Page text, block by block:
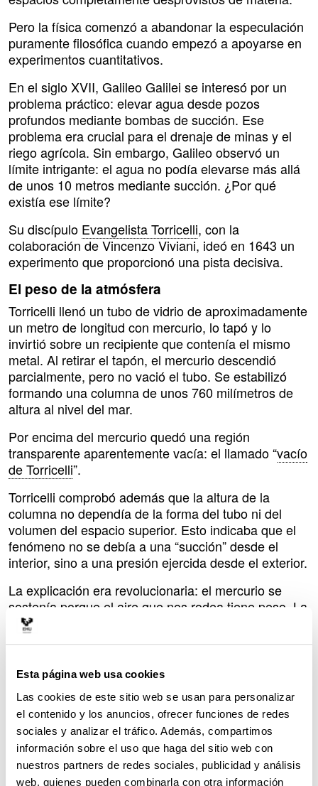
Esta página web usa cookies
Las cookies de este sitio web se usan para personalizar
el contenido y los anuncios, ofrecer funciones de redes
sociales y analizar el tráfico. Además, compartimos
información sobre el uso que haga del sitio web con
nuestros partners de redes sociales, publicidad y análisis
web, quienes pueden combinarla con otra información
Pero la física comenzó a abandonar la especulación
puramente filosófica cuando empezó a apoyarse en
experimentos cuantitativos.
En el siglo XVII, Galileo Galilei se interesó por un
problema práctico: elevar agua desde pozos
profundos mediante bombas de succión. Ese
problema era crucial para el drenaje de minas y el
riego agrícola. Sin embargo, Galileo observó un
límite intrigante: el agua no podía elevarse más allá
de unos 10 metros mediante succión. ¿Por qué
existía ese límite?
Su discípulo Evangelista Torricelli, con la
colaboración de Vincenzo Viviani, ideó en 1643 un
experimento que proporcionó una pista decisiva.
El peso de la atmósfera
Torricelli llenó un tubo de vidrio de aproximadamente
un metro de longitud con mercurio, lo tapó y lo
invirtió sobre un recipiente que contenía el mismo
metal. Al retirar el tapón, el mercurio descendió
parcialmente, pero no vació el tubo. Se estabilizó
formando una columna de unos 760 milímetros de
altura al nivel del mar.
Por encima del mercurio quedó una región
transparente aparentemente vacía: el llamado “vacío
de Torricelli”.
Torricelli comprobó además que la altura de la
columna no dependía de la forma del tubo ni del
volumen del espacio superior. Esto indicaba que el
fenómeno no se debía a una “succión” desde el
interior, sino a una presión ejercida desde el exterior.
La explicación era revolucionaria: el mercurio se
sostenía porque el aire que nos rodea tiene peso. La
atmósfera ejerce presión sobre la superficie del
mercurio del recipiente, empujándolo hacia el interior
Había nacido el primer barómetro.
En busca del vacío
El resultado fue confirmado pocos años después por
Blaise Pascal. En 1648, su cuñado Florin Périer
ascendió alPuy de Dôme , en el centro de Francia,
con un barómetro. Observó que la altura de la